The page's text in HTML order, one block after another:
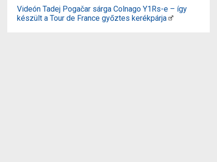
Videón Tadej Pogačar sárga Colnago Y1Rs-e – így
készült a Tour de France győztes kerékpárja